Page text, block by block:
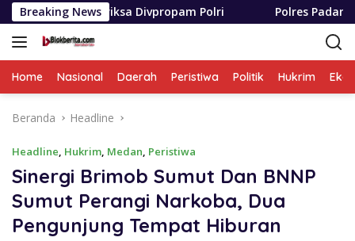
Langsung
ke
konten
Breaking News
Divpropam Polri Polres Padang Lawas Utara
Home Nasional Daerah Peristiwa Politik Hukrim
Beranda Headline
Headline, Hukrim, Medan, Peristiwa
Sinergi Brimob Sumut Dan BNNP
Sumut Perangi Narkoba, Dua
Pengunjung Tempat Hiburan